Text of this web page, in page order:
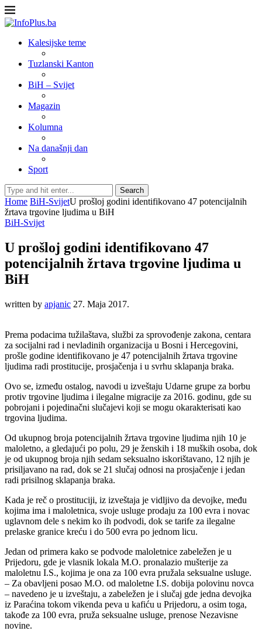
Kalesijske teme
Tuzlanski Kanton
BiH – Svijet
Magazin
Kolumna
Na današnji dan
Sport
Search
Home BiH-SvijetU prošloj godini identifikovano 47 potencijalnih
žrtava trgovine ljudima u BiH
BiH-Svijet
U prošloj godini identifikovano 47
potencijalnih žrtava trgovine ljudima u
BiH
written by apjanic 27. Maja 2017.
Prema podacima tužilaštava, službi za sprovođenje zakona, centara
za socijalni rad i nevladinih organizacija u Bosni i Hercegovini,
prošle godine identifikovano je 47 potencijalnih žrtava trgovine
ljudima radi prostitucije, prosjačenja i u svrhu sklapanja braka.
Ovo se, između ostalog, navodi u izveštaju Udarne grupe za borbu
protiv trgovine ljudima i ilegalne migracije za 2016. godinu, gde su
pobrojani i pojedinačni slučajevi koji se mogu okarakterisati kao
trgovina ljudima.
Od ukupnog broja potencijalnih žrtava trgovine ljudima njih 10 je
maloletno, a gledajući po polu, 29 je ženskih i 18 muških osoba, dok
je od ukupnog broja njih sedam seksualno iskorištavano, 12 njih je
prisiljavano na rad, dok se 21 slučaj odnosi na prosjačenje i jedan
radi prisilnog sklapanja braka.
Kada je reč o prostituciji, iz izveštaja je vidljivo da devojke, među
kojima ima i maloletnica, svoje usluge prodaju za 100 evra i novac
uglavnom dele s nekim ko ih podvodi, dok se tarife za ilegalne
prelaske granice kreću i do 500 evra po jednom licu.
Jedan od primera kako se podvode maloletnice zabeležen je u
Prijedoru, gde je vlasnik lokala M.O. pronalazio mušterije za
maloletnu I.S., kojima je ona za 100 evra pružala seksualne usluge.
– Za obavljeni posao M.O. od maloletne I.S. dobija polovinu novca
– navedeno je u izveštaju, a zabeležen je i slučaj gde jedna devojka
iz Paraćina tokom vikenda peva u kafiću u Prijedoru, a osim toga,
takođe za 100 evra, pruža seksualne usluge, prenose Nezavisne
novine.